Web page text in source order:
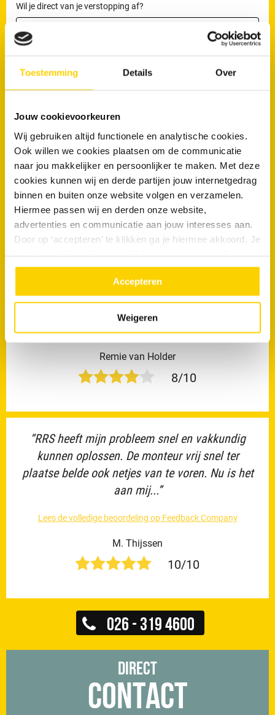
Toestemming Details Over
Jouw cookievoorkeuren
Wij gebruiken altijd functionele en analytische cookies.
Ook willen we cookies plaatsen om de communicatie
naar jou makkelijker en persoonlijker te maken. Met deze
cookies kunnen wij en derde partijen jouw internetgedrag
binnen en buiten onze website volgen en verzamelen.
Hiermee passen wij en derden onze website,
advertenties en communicatie aan jouw interesses aan.
Door op ‘accepteren’ te klikken ga je hiermee akkoord. Je
meer over in onsprivacy beleid.
Accepteren
Weigeren
Wil je direct van je verstopping af?
Maak nu een afspraak
Veelgestelde vragen
Komen terugkerende verstoppingen vaker voor in bepaalde
delen van Zelhem?
Zijn nieuwbouwwoningen in Zelhem minder gevoelig voor
verstoppingen?
Zijn woningen in laaggelegen delen van Zelhem gevoeliger voor
wateroverlast?
“Ik heb een goede afspraak bij u kunnen maken.
Ben tevreden.”
Remie van Holder
8/10
“RRS heeft mijn probleem snel en vakkundig
kunnen oplossen. De monteur vrij snel ter
plaatse belde ook netjes van te voren. Nu is het
aan mij...”
Lees de volledige beoordeling op Feedback Company
M. Thijssen
10/10
026 - 319 4600
Direct
Contact